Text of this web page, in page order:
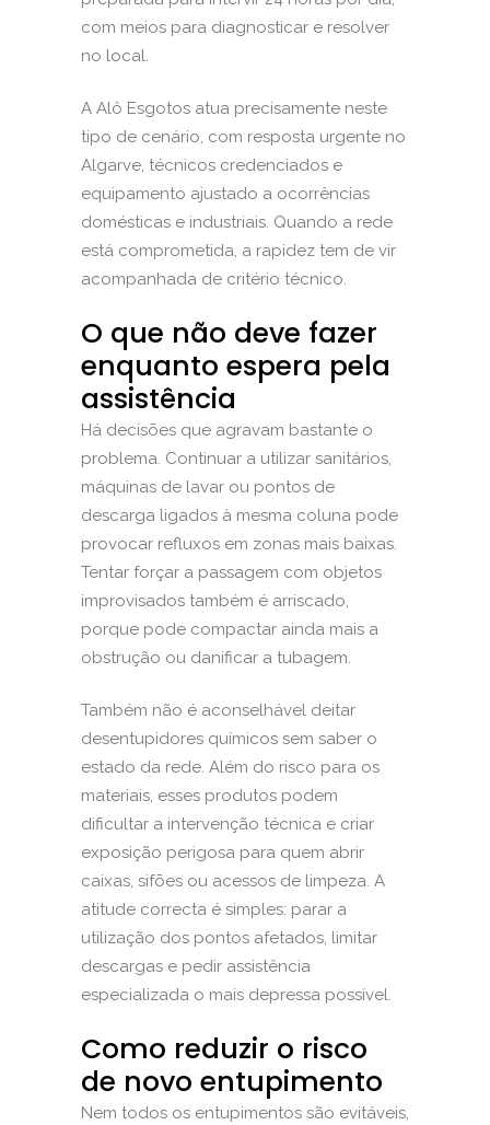
com meios para diagnosticar e resolver
no local.
A Alô Esgotos atua precisamente neste
tipo de cenário, com resposta urgente no
Algarve, técnicos credenciados e
equipamento ajustado a ocorrências
domésticas e industriais. Quando a rede
está comprometida, a rapidez tem de vir
acompanhada de critério técnico.
O que não deve fazer
enquanto espera pela
assistência
Há decisões que agravam bastante o
problema. Continuar a utilizar sanitários,
máquinas de lavar ou pontos de
descarga ligados à mesma coluna pode
provocar refluxos em zonas mais baixas.
Tentar forçar a passagem com objetos
improvisados também é arriscado,
porque pode compactar ainda mais a
obstrução ou danificar a tubagem.
Também não é aconselhável deitar
desentupidores químicos sem saber o
estado da rede. Além do risco para os
materiais, esses produtos podem
dificultar a intervenção técnica e criar
exposição perigosa para quem abrir
caixas, sifões ou acessos de limpeza. A
atitude correcta é simples: parar a
utilização dos pontos afetados, limitar
descargas e pedir assistência
especializada o mais depressa possível.
Como reduzir o risco
de novo entupimento
Nem todos os entupimentos são evitáveis,